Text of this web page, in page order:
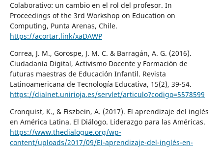
Colaborativo: un cambio en el rol del profesor. In
Proceedings of the 3rd Workshop on Education on
Computing, Punta Arenas, Chile.
https://acortar.link/xaDAWP
Correa, J. M., Gorospe, J. M. C. & Barragán, A. G. (2016).
Ciudadanía Digital, Activismo Docente y Formación de
futuras maestras de Educación Infantil. Revista
Latinoamericana de Tecnología Educativa, 15(2), 39-54.
https://dialnet.unirioja.es/servlet/articulo?codigo=5578599
Cronquist, K., & Fiszbein, A. (2017). El aprendizaje del inglés
en América Latina. El Diálogo. Liderazgo para las Américas.
https://www.thedialogue.org/wp-
content/uploads/2017/09/El-aprendizaje-del-inglés-en-